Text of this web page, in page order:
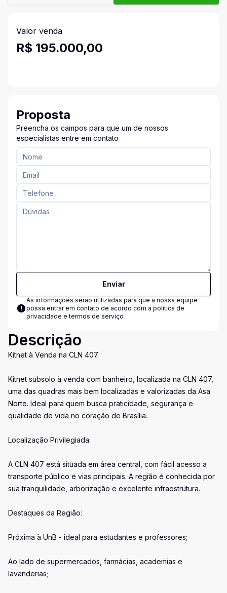
Valor venda
R$ 195.000,00
Proposta
Preencha os campos para que um de nossos
especialistas entre em contato
Enviar
As informações serão utilizadas para que a nossa equipe
possa entrar em contato de acordo com a política de
privacidade e termos de serviço
Descrição
Kitnet à Venda na CLN 407.
Kitnet subsolo à venda com banheiro, localizada na CLN 407,
uma das quadras mais bem localizadas e valorizadas da Asa
Norte. Ideal para quem busca praticidade, segurança e
qualidade de vida no coração de Brasília.
Localização Privilegiada:
A CLN 407 está situada em área central, com fácil acesso a
transporte público e vias principais. A região é conhecida por
sua tranquilidade, arborização e excelente infraestrutura.
Destaques da Região:
Próxima à UnB - ideal para estudantes e professores;
Ao lado de supermercados, farmácias, academias e
lavanderias;